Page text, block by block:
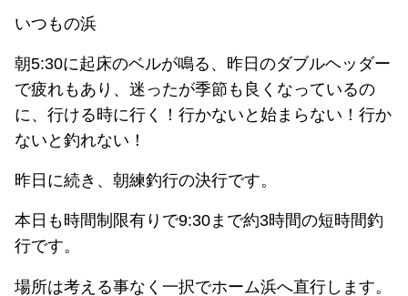
いつもの浜
朝5:30に起床のベルが鳴る、昨日のダブルヘッダー
で疲れもあり、迷ったが季節も良くなっているの
に、行ける時に行く！行かないと始まらない！行か
ないと釣れない！
昨日に続き、朝練釣行の決行です。
本日も時間制限有りで9:30まで約3時間の短時間釣
行です。
場所は考える事なく一択でホーム浜へ直行します。